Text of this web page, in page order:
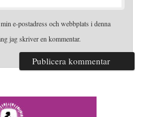
e-postadress och webbplats i denna
jag skriver en kommentar.